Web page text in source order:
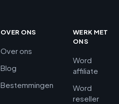
OVER ONS
Over ons
Blog
Bestemmingen
WERK MET
ONS
Word
affiliate
Word
reseller